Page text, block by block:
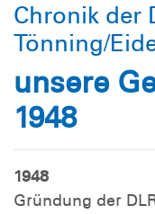
Chronik der
Tönning/
unsere
1948
1948
Gründung der